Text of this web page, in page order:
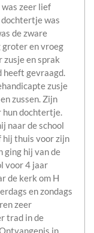
zeer lief
was
de zware
groter en vroeg
zusje en sprak
heeft gevraagd.
zusje
zussen. Zijn
hun dochtertje.
naar de school
hij thuis voor zijn
ging hij van de
voor 4 jaar
de kerk om H
en zondags
zeer
trad in de
in